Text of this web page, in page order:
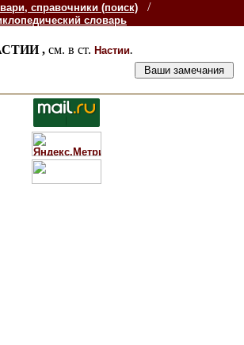
справочники (поиск) /
словарь
,см. в ст.Настии.